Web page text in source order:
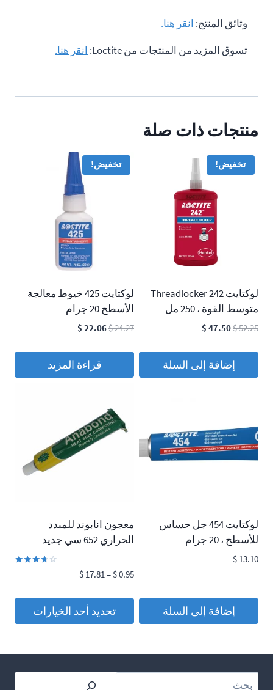
وثائق المنتج: انقر هنا.
تسوق المزيد من المنتجات من Loctite:
انقر هنا.
منتجات ذات صلة
تخفيض!
لوكتايت 242 Threadlocker
متوسط القوة ، 250 مل
$52.25 السعر
هو:
$ 52.25.
$ 47.50
هو:
$ 47.50.
إضافة إلى السلة
تخفيض!
لوكتايت 425 خيوط معالجة
الأسطح 20 جرام
$24.27 السعر
هو:
$ 22.06
هو:
$ 22.06.
قراءة المزيد
لوكتايت 454 جل حساس
للأسطح ، 20 جرام
$ 13.10
إضافة إلى السلة
معجون انابوند للمبدد
الحراري 652 سي جديد
من 5
$0.95
–
$ 17.81
من
تحديد أحد الخيارات